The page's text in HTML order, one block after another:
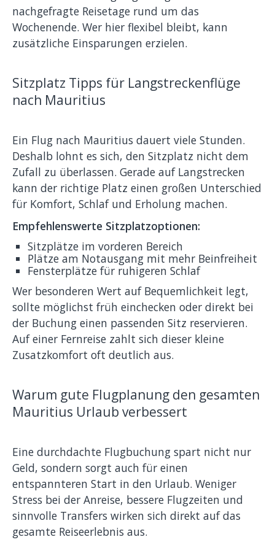
nachgefragte Reisetage rund um das
Wochenende. Wer hier flexibel bleibt, kann
zusätzliche Einsparungen erzielen.
Sitzplatz Tipps für Langstreckenflüge
nach Mauritius
Ein Flug nach Mauritius dauert viele Stunden.
Deshalb lohnt es sich, den Sitzplatz nicht dem
Zufall zu überlassen. Gerade auf Langstrecken
kann der richtige Platz einen großen Unterschied
für Komfort, Schlaf und Erholung machen.
Empfehlenswerte Sitzplatzoptionen:
Sitzplätze im vorderen Bereich
Plätze am Notausgang mit mehr Beinfreiheit
Fensterplätze für ruhigeren Schlaf
Wer besonderen Wert auf Bequemlichkeit legt,
sollte möglichst früh einchecken oder direkt bei
der Buchung einen passenden Sitz reservieren.
Auf einer Fernreise zahlt sich dieser kleine
Zusatzkomfort oft deutlich aus.
Warum gute Flugplanung den gesamten
Mauritius Urlaub verbessert
Eine durchdachte Flugbuchung spart nicht nur
Geld, sondern sorgt auch für einen
entspannteren Start in den Urlaub. Weniger
Stress bei der Anreise, bessere Flugzeiten und
sinnvolle Transfers wirken sich direkt auf das
gesamte Reiseerlebnis aus.